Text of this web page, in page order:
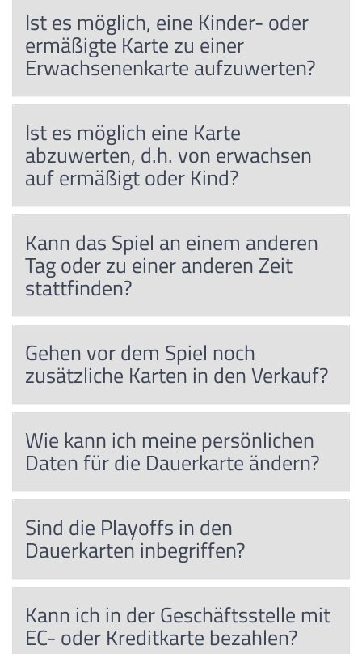
Ist es möglich, eine Kinder- oder
ermäßigte Karte zu einer
Erwachsenenkarte aufzuwerten?
Ist es möglich eine Karte
abzuwerten, d.h. von erwachsen
auf ermäßigt oder Kind?
Kann das Spiel an einem anderen
Tag oder zu einer anderen Zeit
stattfinden?
Gehen vor dem Spiel noch
zusätzliche Karten in den Verkauf?
Wie kann ich meine persönlichen
Daten für die Dauerkarte ändern?
Sind die Playoffs in den
Dauerkarten inbegriffen?
Kann ich in der Geschäftsstelle mit
EC- oder Kreditkarte bezahlen?